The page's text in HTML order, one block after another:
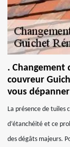
. Changement
couvreur
vous dépanner
La présence de tuiles
d’étanchéité et ce
des dégâts majeurs.